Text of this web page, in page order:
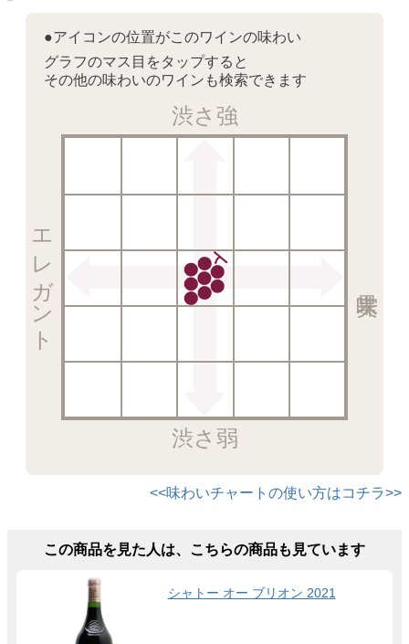
●アイコンの位置がこのワインの味わい
グラフのマス目をタップすると
その他の味わいのワインも検索できます
渋さ強
渋さ弱
エレガント
<<味わいチャートの使い方はコチラ>>
この商品を見た人は、こちらの商品も見ています
シャトー オー ブリオン 2021